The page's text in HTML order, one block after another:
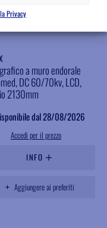
Privacy
a muro endorale
DC 60/70kv, LCD,
2130mm
dal 28/08/2026
Accedi per il prezzo
INFO
Aggiungere ai preferiti